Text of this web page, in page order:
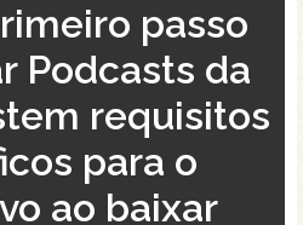
passo
Podcasts da
requisitos
para o
ao baixar